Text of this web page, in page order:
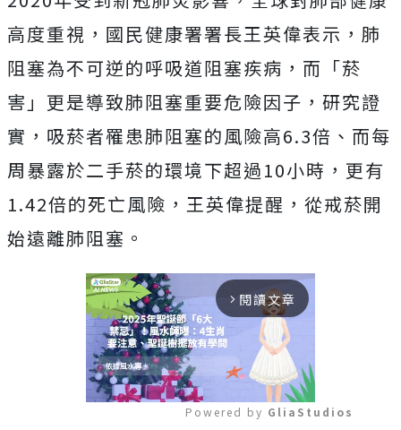
高度重視，國民健康署署長王英偉表示，肺
阻塞為不可逆的呼吸道阻塞疾病，而「菸
害」更是導致肺阻塞重要危險因子，研究證
實，吸菸者罹患肺阻塞的風險高6.3倍、而每
周暴露於二手菸的環境下超過10小時，更有
1.42倍的死亡風險，王英偉提醒，從戒菸開
始遠離肺阻塞。
arrow_forward_ios 閱讀文章
Powered by GliaStudios